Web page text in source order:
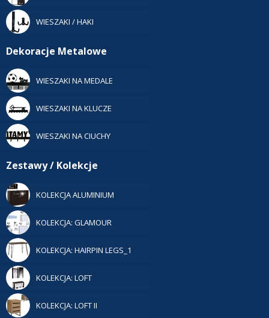
WIESZAKI / HAKI
Dekoracje Metalowe
WIESZAKI NA MEDALE
WIESZAKI NA KLUCZE
WIESZAKI NA CIUCHY
Zestawy / Kolekcje
KOLEKCJA ALUMINIUM
KOLEKCJA: GLAMOUR
KOLEKCJA: HAIRPIN LEGS_1
KOLEKCJA: LOFT
KOLEKCJA: LOFT II